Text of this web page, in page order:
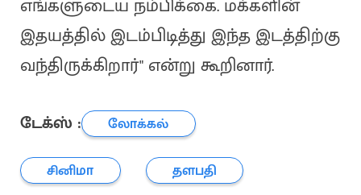
எங்களுடைய நம்பிக்கை. மக்களின்
இதயத்தில் இடம்பிடித்து இந்த இடத்திற்கு
வந்திருக்கிறார்" என்று கூறினார்.
டேக்ஸ் :
லோக்கல்
சினிமா
தளபதி